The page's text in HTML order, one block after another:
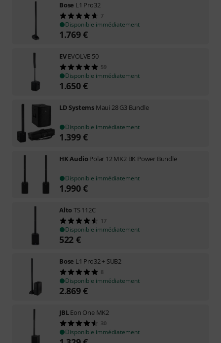
Bose L1 Pro32
7
Disponible immédiatement
1.769€
EVEVOLVE 50
59
Disponible immédiatement
1.650€
LD Systems Maui 28 G3 Bundle
Disponible immédiatement
1.399€
HK AudioPolar 12 MK2 BK Power Bundle
Disponible immédiatement
1.990€
AltoTS 112C
17
Disponible immédiatement
522 €
Bose L1 Pro32 + SUB2
8
Disponible immédiatement
2.869€
JBLEon One MK2
30
Disponible immédiatement